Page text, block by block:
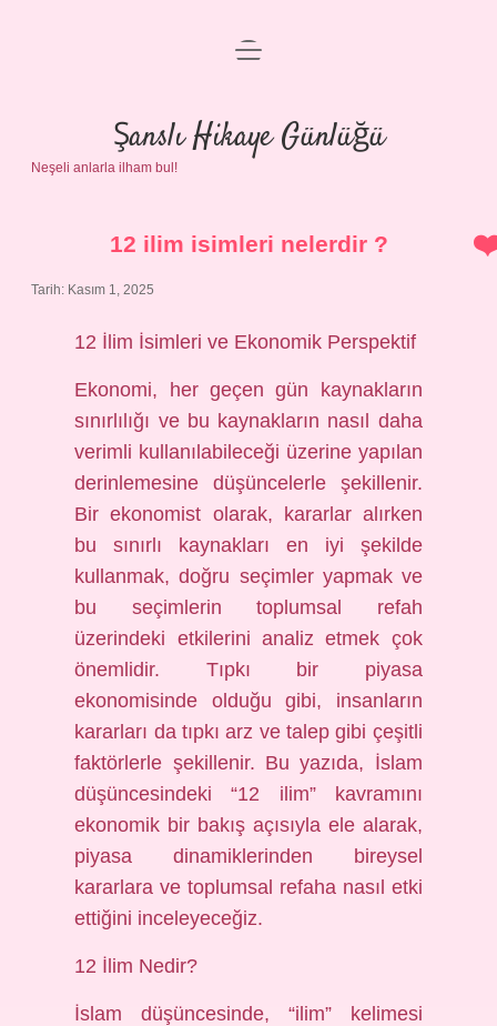
Anasayfa
Gizlilik Politikası
menüyü
Şanslı Hikaye Günlüğü
Neşeli anlarla ilham bul!
12 ilim isimleri nelerdir ?
Tarih: Kasım 1, 2025
12 İlim İsimleri ve Ekonomik Perspektif
Ekonomi, her geçen gün kaynakların
sınırlılığı ve bu kaynakların nasıl daha
verimli kullanılabileceği üzerine yapılan
derinlemesine düşüncelerle şekillenir.
Bir ekonomist olarak, kararlar alırken
bu sınırlı kaynakları en iyi şekilde
kullanmak, doğru seçimler yapmak ve
bu seçimlerin toplumsal refah
üzerindeki etkilerini analiz etmek çok
önemlidir. Tıpkı bir piyasa
ekonomisinde olduğu gibi, insanların
kararları da tıpkı arz ve talep gibi çeşitli
faktörlerle şekillenir. Bu yazıda, İslam
düşüncesindeki “12 ilim” kavramını
ekonomik bir bakış açısıyla ele alarak,
piyasa dinamiklerinden bireysel
kararlara ve toplumsal refaha nasıl etki
ettiğini inceleyeceğiz.
12 İlim Nedir?
İslam düşüncesinde, “ilim” kelimesi